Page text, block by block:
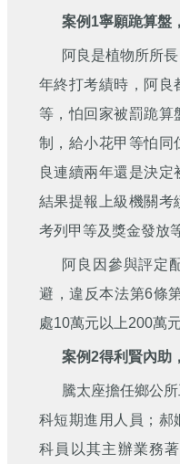
案例1寧願跪算盤
阿良是植物所所
年終打考績時，阿良
等，怕回家被罰跪算
制，給小花甲等怕同
良連續兩年還是決
結果提報上級機關考
考列甲等及獎金發放
阿良因參與評定
避，違反本法第6條
處10萬元以上200萬
案例2得利賢內助
騰太座擔任鄉公
科短期進用人員；郝
科員以其主辦業務